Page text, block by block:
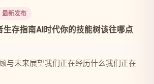
最新发布
生存指南AI时代你的技能树该往哪点